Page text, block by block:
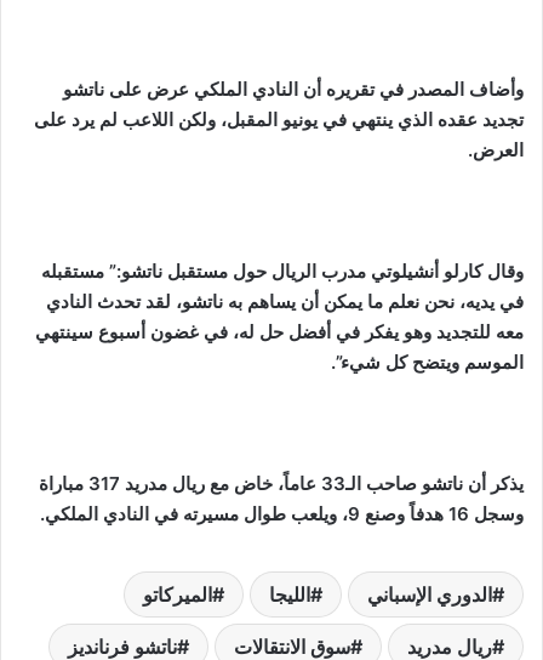
وأضاف المصدر في تقريره أن النادي الملكي عرض على ناتشو
تجديد عقده الذي ينتهي في يونيو المقبل، ولكن اللاعب لم يرد على
العرض.
وقال كارلو أنشيلوتي مدرب الريال حول مستقبل ناتشو:” مستقبله
في يديه، نحن نعلم ما يمكن أن يساهم به ناتشو، لقد تحدث النادي
معه للتجديد وهو يفكر في أفضل حل له، في غضون أسبوع سينتهي
الموسم ويتضح كل شيء”.
يذكر أن ناتشو صاحب الـ33 عاماً، خاض مع ريال مدريد 317 مباراة
وسجل 16 هدفاً وصنع 9، ويلعب طوال مسيرته في النادي الملكي.
الدوري الإسباني الليجا الميركاتو
ريال مدريد سوق الانتقالات ناتشو فرنانديز